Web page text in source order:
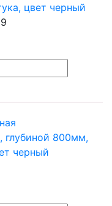
цвет черный
глубиной 800мм,
черный